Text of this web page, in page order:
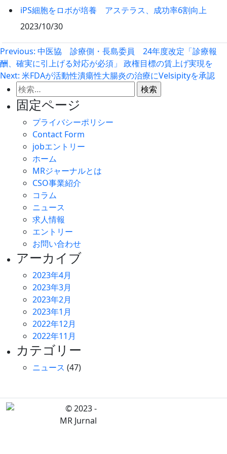
iPS細胞をロボが培養 アステラス、成功率6割向上
2023/10/30
投
稿
ナ
ゲ
Previous: 中医協 診療側・長島委員 24年度改定「診療報
酬、確実に引上げる対応が必須」 政権目標の賃上げ実現を
Next: 米FDAが活動性潰瘍性大腸炎の治療にVelsipityを承認
検
索:
固定ページ
プライバシーポリシー
Contact Form
jobエントリー
ホーム
MRジャーナルとは
CSO事業紹介
コラム
ニュース
求人情報
エントリー
お問い合わせ
アーカイブ
2023年4月
2023年3月
2023年2月
2023年1月
2022年12月
2022年11月
カテゴリー
ニュース (47)
© 2023 -
MR Jurnal